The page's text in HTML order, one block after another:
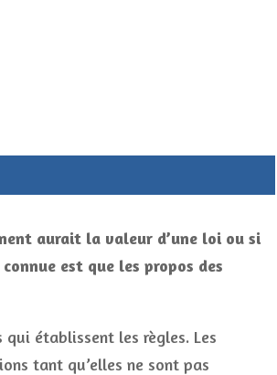
aurait la valeur d’une loi ou si
est que les propos des
établissent les règles. Les
tant qu’elles ne sont pas